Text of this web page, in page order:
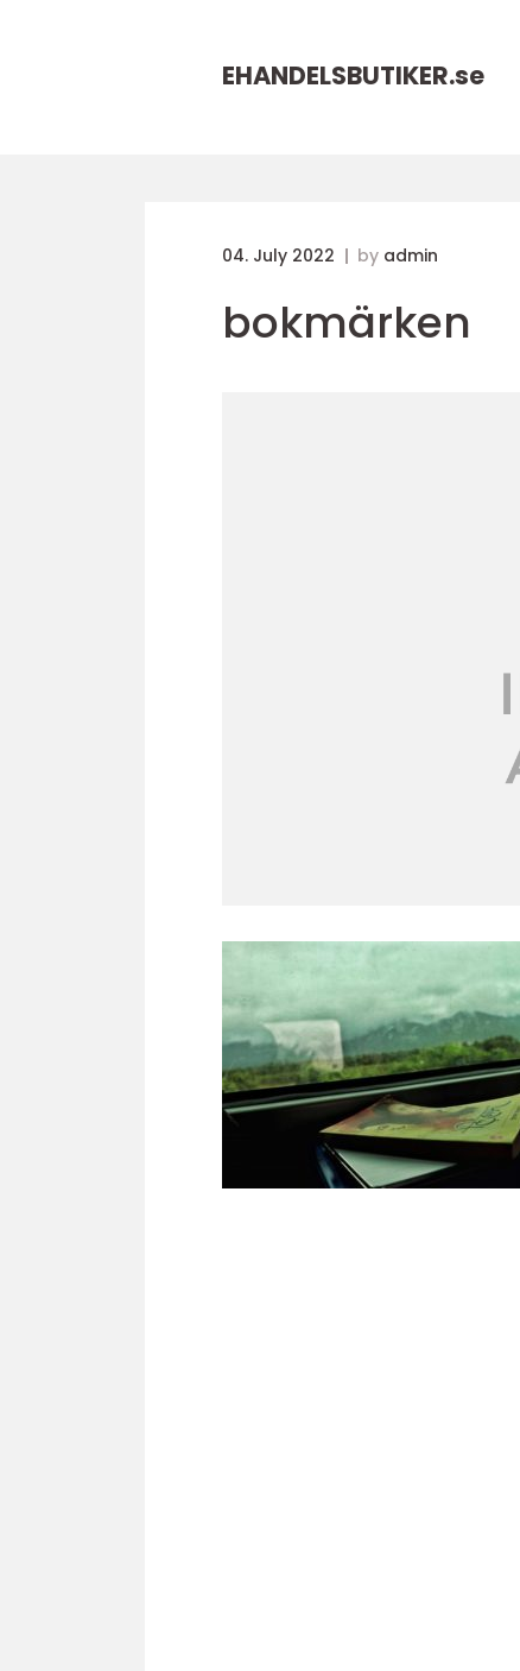
EHANDELSBUTIKER.se
04. July 2022 by admin
bokmärken